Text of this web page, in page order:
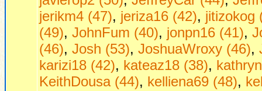
jerikm4 (47), jeriza16 (42), jitizokog
(49), JohnFum (40), jonpn16 (41),
(46), Josh (53), JoshuaWroxy (46),
karizi18 (42), kateaz18 (38),
KeithDousa (44), kelliena69 (48),